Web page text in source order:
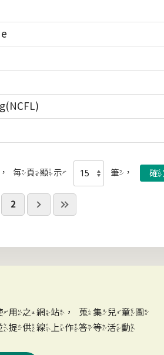
每頁顯示 筆，
2
用之網站，蒐集兒童圖
提供線上作答等活動